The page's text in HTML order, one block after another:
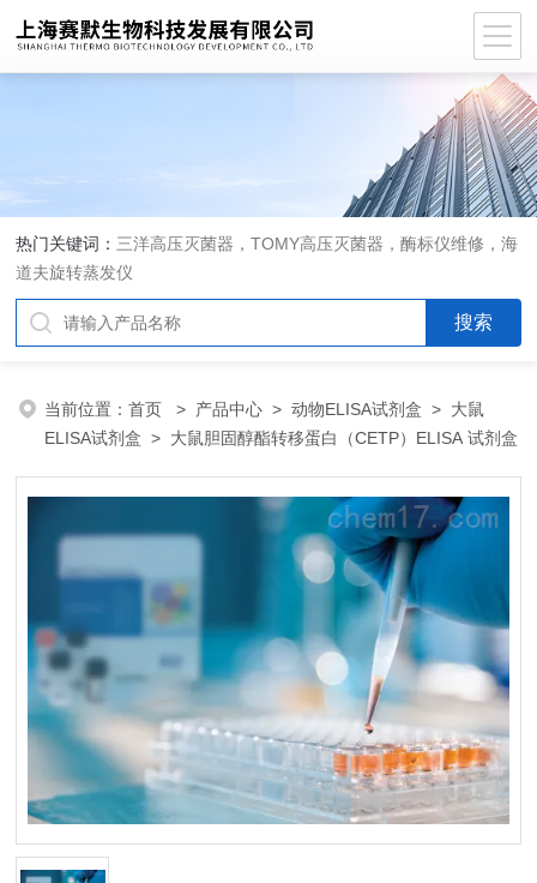
热门关键词： 三洋高压灭菌器，TOMY高压灭菌器，酶标仪维修，海
道夫旋转蒸发仪
当前位置：首页 > 产品中心 >动物ELISA试剂盒 > 大鼠
ELISA试剂盒 > 大鼠胆固醇酯转移蛋白（CETP）ELISA 试剂盒